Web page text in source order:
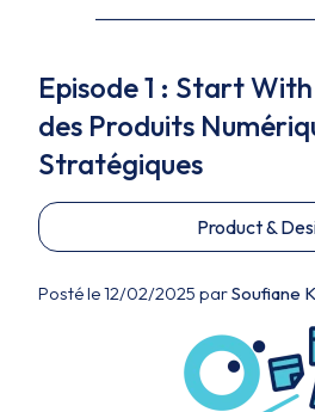
Episode 1 : Start
des Produits
Stratégiques
Product &
Posté le 12/02/2025 parSoufiane